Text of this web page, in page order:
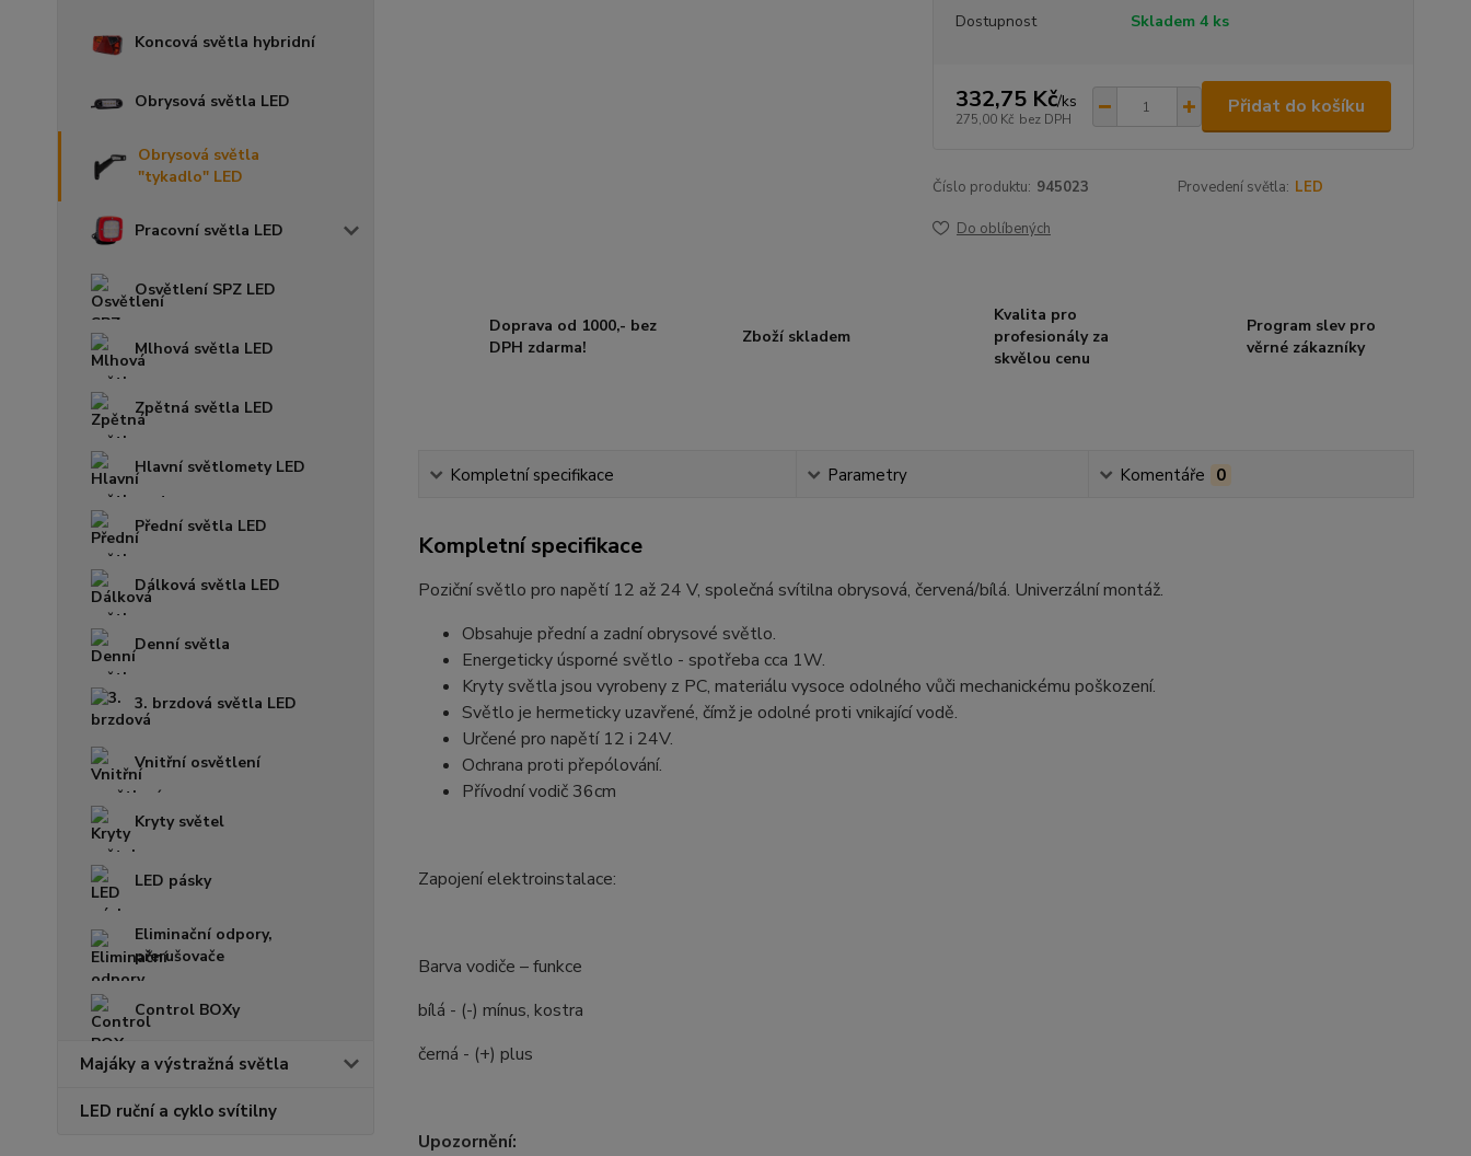
Koncová světla hybridní
Obrysová světla LED
Obrysová světla
"tykadlo" LED
Pracovní světla LED
Osvětlení SPZ LED
Mlhová světla LED
Zpětná světla LED
Hlavní světlomety LED
Přední světla LED
Dálková světla LED
Denní světla
3. brzdová světla LED
Vnitřní osvětlení
Kryty světel
LED pásky
Eliminační odpory,
přerušovače
Control BOXy
Majáky a výstražná světla
LED ruční a cyklo svítilny
Dostupnost Skladem 4 ks
332,75 Kč/ks
275,00 Kč bez DPH
Přidat do košíku
Číslo produktu: 945023 Provedení světla: LED
Do oblíbených
Doprava od 1000,- bez
DPH zdarma!
Zboží skladem
Kvalita pro
profesionály za
skvělou cenu
Program slev pro
věrné zákazníky
Kompletní specifikace Parametry Komentáře 0
Kompletní specifikace
Poziční světlo pro napětí 12 až 24 V, společná svítilna obrysová, červená/bílá. Univerzální montáž.
Obsahuje přední a zadní obrysové světlo.
Energeticky úsporné světlo - spotřeba cca 1W.
Kryty světla jsou vyrobeny z PC, materiálu vysoce odolného vůči mechanickému poškození.
Světlo je hermeticky uzavřené, čímž je odolné proti vnikající vodě.
Určené pro napětí 12 i 24V.
Ochrana proti přepólování.
Přívodní vodič 36cm
Zapojení elektroinstalace:
Barva vodiče – funkce
bílá - (-) mínus, kostra
černá - (+) plus
Upozornění: